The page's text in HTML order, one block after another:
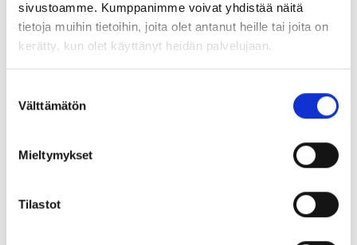
sivustoamme. Kumppanimme voivat yhdistää näitä
tietoja muihin tietoihin, joita olet antanut heille tai joita on
kerätty, kun olet käyttänyt heidän palvelujaan.
valinta
Välttämätön
Mieltymykset
Tilastot